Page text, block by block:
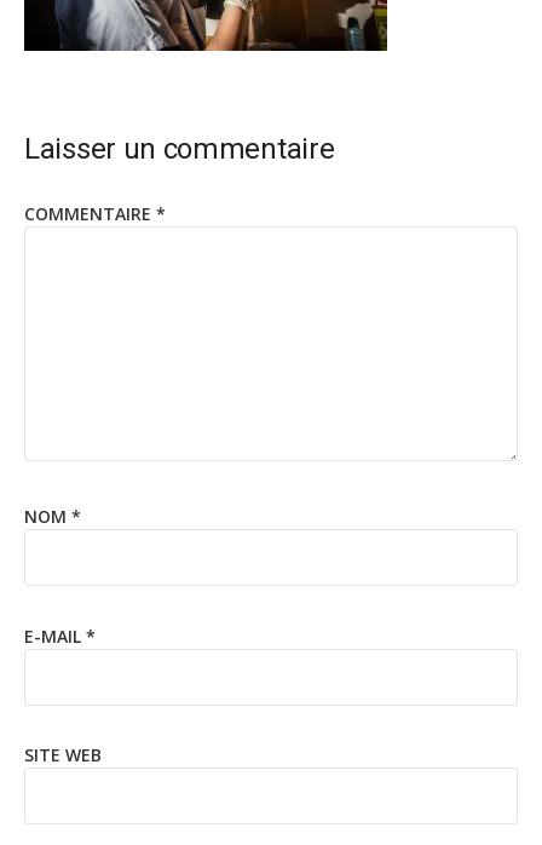
Laisser un commentaire
COMMENTAIRE *
NOM *
E-MAIL *
SITE WEB